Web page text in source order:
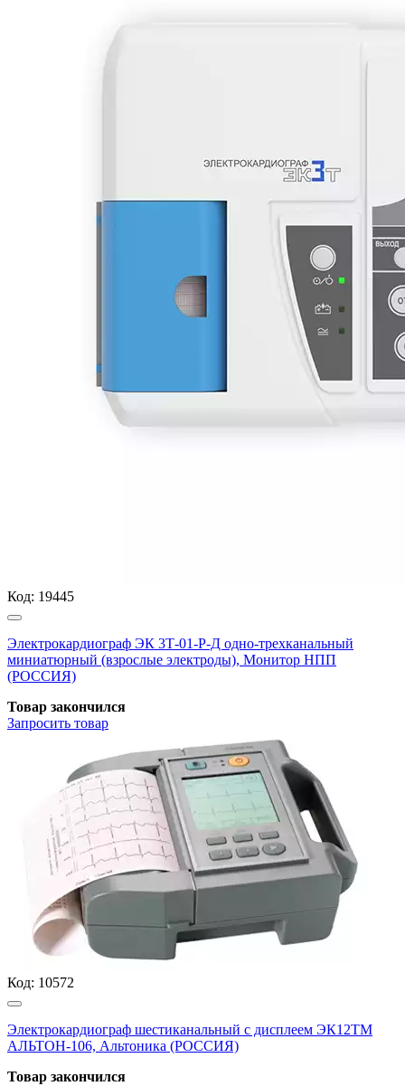
Код: 19445
Электрокардиограф ЭК 3Т-01-Р-Д одно-трехканальный
миниатюрный (взрослые электроды), Монитор НПП
(РОССИЯ)
Товар закончился
Запросить товар
Код: 10572
Электрокардиограф шестиканальный с дисплеем ЭК12ТМ
АЛЬТОН-106, Альтоника (РОССИЯ)
Товар закончился